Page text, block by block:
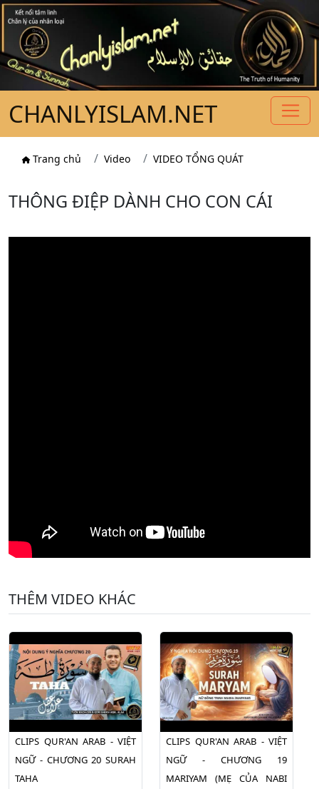
CHANLYISLAM.NET
Trang chủ Video VIDEO TỔNG QUÁT
THÔNG ĐIỆP DÀNH CHO CON CÁI
THÊM VIDEO KHÁC
CLIPS QUR'AN ARAB - VIỆT
NGỮ - CHƯƠNG 20 SURAH
TAHA
CLIPS QUR'AN ARAB - VIỆT
NGỮ - CHƯƠNG 19
MARIYAM (MẸ CỦA NABI